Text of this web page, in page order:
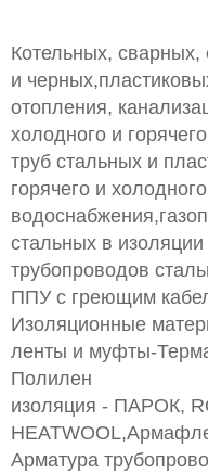
Котельных,
и
отопления,
холодного и
труб стальных и
горячего и холодного
стальных в изоляции
трубопроводов
ППУ с греющим
Изоляционные
ленты и муфты-
Полилен
изоляция - ПАРОК,
Арматура